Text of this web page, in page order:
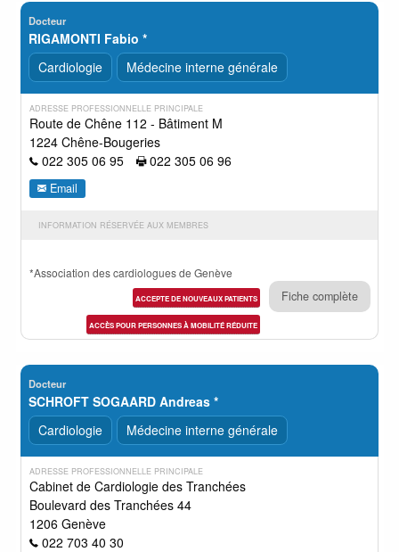
Docteur
RIGAMONTI Fabio *
Cardiologie
Médecine interne générale
ADRESSE PROFESSIONNELLE PRINCIPALE
Route de Chêne 112 - Bâtiment M
1224 Chêne-Bougeries
022 305 06 95
022 305 06 96
Email
INFORMATION RÉSERVÉE AUX MEMBRES
*Association des cardiologues de Genève
Fiche complète
ACCEPTE DE NOUVEAUX PATIENTS
ACCÈS POUR PERSONNES À MOBILITÉ RÉDUITE
Docteur
SCHROFT SOGAARD Andreas *
Cardiologie
Médecine interne générale
ADRESSE PROFESSIONNELLE PRINCIPALE
Cabinet de Cardiologie des Tranchées
Boulevard des Tranchées 44
1206 Genève
022 703 40 30